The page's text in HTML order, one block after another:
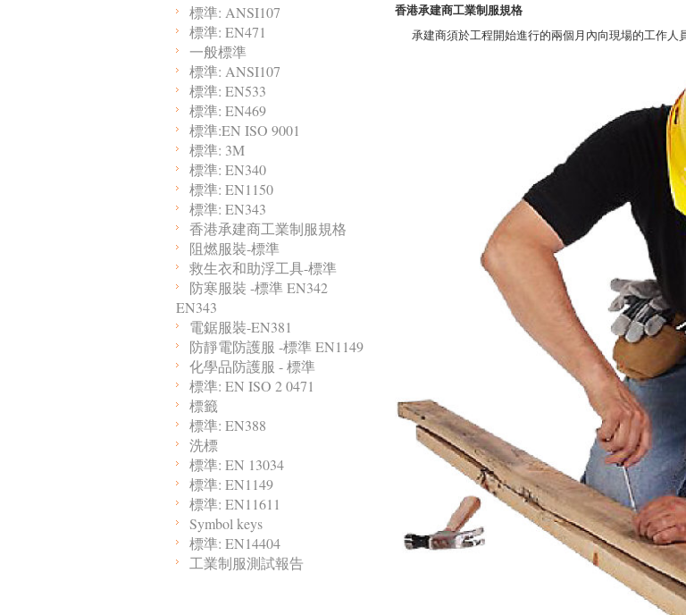
標準: ANSI107
標準: EN471
一般標準
標準: ANSI107
標準: EN533
標準: EN469
標準:EN ISO 9001
標準: 3M
標準: EN340
標準: EN1150
標準: EN343
香港承建商工業制服規格
阻燃服裝-標準
救生衣和助浮工具-標準
防寒服裝 -標準 EN342
EN343
電鋸服裝-EN381
防靜電防護服 -標準 EN1149
化學品防護服 - 標準
標準: EN ISO 2 0471
標籤
標準: EN388
洗標
標準: EN 13034
標準: EN1149
標準: EN11611
Symbol keys
標準: EN14404
工業制服測試報告
香港承建商工業制服規格
承建商須於工程開始進行的兩個月內向現場的工作人